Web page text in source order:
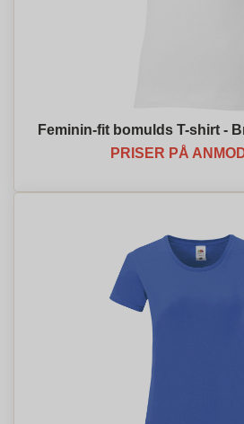
Feminin-fit bomulds T-shirt -
PRISER PÅ